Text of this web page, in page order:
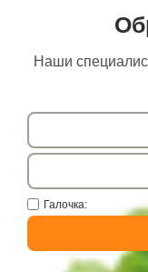
Наши
Галочка: